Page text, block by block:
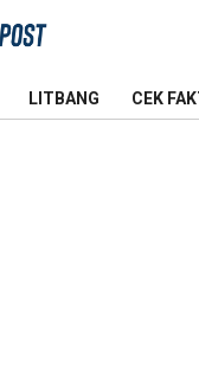
LITBANG CEK